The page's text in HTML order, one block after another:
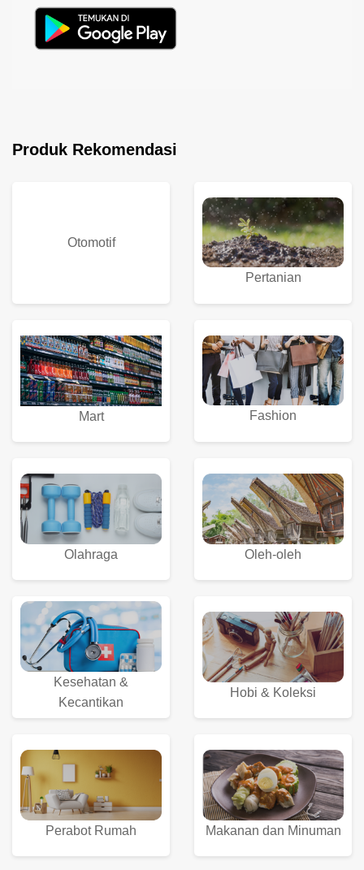
Produk Rekomendasi
Otomotif
Pertanian
Mart Fashion
Olahraga Oleh-oleh
Kesehatan &
Kecantikan
Hobi & Koleksi
Perabot Rumah Makanan dan Minuman